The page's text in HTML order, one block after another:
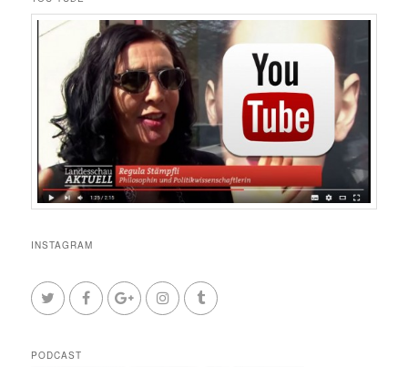
INSTAGRAM
PODCAST